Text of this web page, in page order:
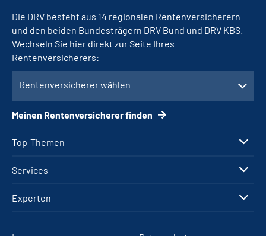
Top-Themen
Services
Experten
Die DRV besteht aus 14 regionalen Rentenversicherern
und den beiden Bundesträgern DRV Bund und DRV KBS.
Wechseln Sie hier direkt zur Seite Ihres
Rentenversicherers:
Rentenversicherer wählen
Meinen Rentenversicherer finden